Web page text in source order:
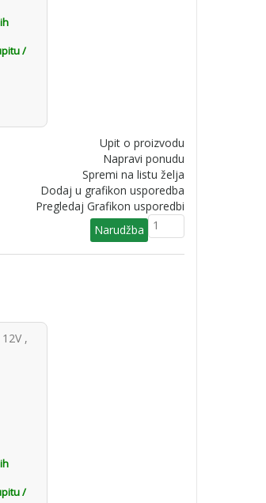
/
Upit o proizvodu
Napravi ponudu
Spremi na listu želja
Dodaj u grafikon usporedba
Pregledaj Grafikon usporedbi
,
/